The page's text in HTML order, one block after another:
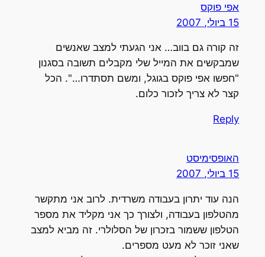
אפי פוקס
15 ביולי, 2007
זה קורה גם בווב… אני הגעתי למצב שאנשים
שמבקשים את המייל שלי מקבלים תשובה בסגנון
"חפשו אפי פוקס בגוגל, ומשם תסתדרו…". הכל
קצר לא צריך לזכור כלום.
Reply
האופסימיסט
15 ביולי, 2007
הנה עוד יתרון בעבודה משרדית. לרוב אני מתקשר
מהטלפון בעבודה, ולצורך כך אני מקליד את מספר
הטלפון ששמור בזכרון של הסלולרי. זה מביא למצב
שאני זוכר לא מעט מספרים.